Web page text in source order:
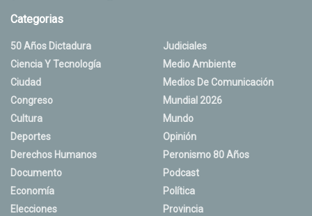
Categorias
50 Años Dictadura
Ciencia Y Tecnología
Ciudad
Congreso
Cultura
Deportes
Derechos Humanos
Documento
Economía
Elecciones
Judiciales
Medio Ambiente
Medios De Comunicación
Mundial 2026
Mundo
Opinión
Peronismo 80 Años
Podcast
Política
Provincia